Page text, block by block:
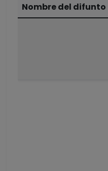
Nombre del difunto